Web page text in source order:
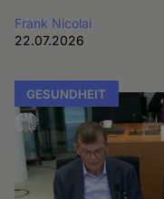
Frank Nicolai
22.07.2026
GESUNDHEIT